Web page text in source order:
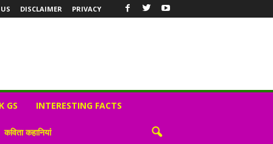
DISCLAIMER PRIVACY
GS INTERESTING FACTS
कविता कहानियां